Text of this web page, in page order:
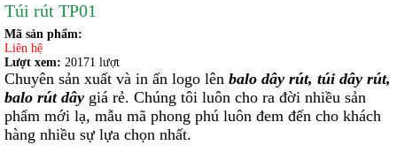
Túi rút TP01
Mã sản phẩm:
Liên hệ
Lượt xem: 20171 lượt
Chuyên sản xuất và in ấn logo lên balo dây rút, túi dây rút,
balo rút dây giá rẻ. Chúng tôi luôn cho ra đời nhiều sản
phẩm mới lạ, mẫu mã phong phú luôn đem đến cho khách
hàng nhiều sự lựa chọn nhất.